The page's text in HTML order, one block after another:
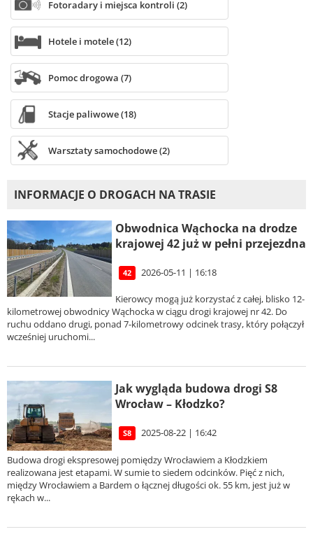
Fotoradary i miejsca kontroli (2)
Hotele i motele (12)
Pomoc drogowa (7)
Stacje paliwowe (18)
Warsztaty samochodowe (2)
INFORMACJE O DROGACH NA TRASIE
Obwodnica Wąchocka na drodze
krajowej 42 już w pełni przejezdna
42 2026-05-11 | 16:18
Kierowcy mogą już korzystać z całej, blisko 12-
kilometrowej obwodnicy Wąchocka w ciągu drogi krajowej nr 42. Do
ruchu oddano drugi, ponad 7-kilometrowy odcinek trasy, który połączył
wcześniej uruchomi...
Jak wygląda budowa drogi S8
Wrocław – Kłodzko?
S8 2025-08-22 | 16:42
Budowa drogi ekspresowej pomiędzy Wrocławiem a Kłodzkiem
realizowana jest etapami. W sumie to siedem odcinków. Pięć z nich,
między Wrocławiem a Bardem o łącznej długości ok. 55 km, jest już w
rękach w...